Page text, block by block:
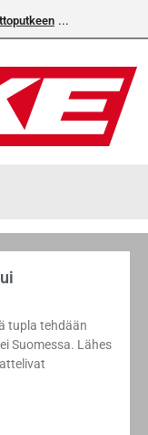
tupla tehdään
Suomessa. Lähes